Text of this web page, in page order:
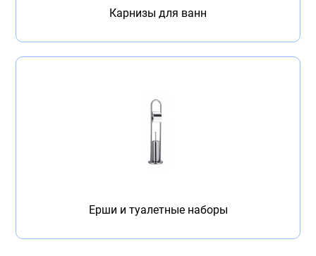
Карнизы для ванн
Ерши и туалетные наборы